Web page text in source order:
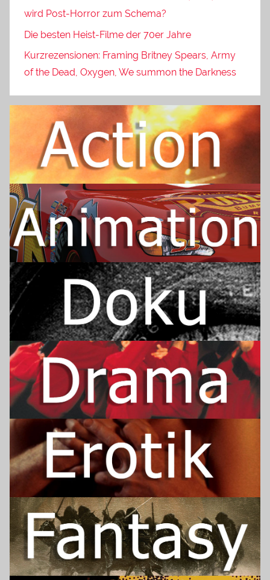
wird Post-Horror zum Schema?
Die besten Heist-Filme der 70er Jahre
Kurzrezensionen: Framing Britney Spears, Army
of the Dead, Oxygen, We summon the Darkness